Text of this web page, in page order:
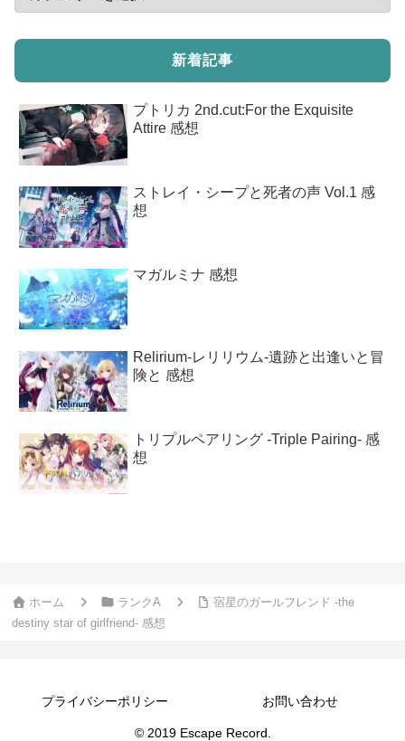
新着記事
プトリカ 2nd.cut:For the Exquisite
Attire 感想
ストレイ・シープと死者の声 Vol.1 感
想
マガルミナ 感想
Relirium-レリリウム-遺跡と出逢いと冒
険と 感想
トリプルペアリング -Triple Pairing- 感
想
ホーム ランクA
宿星のガールフレンド -the
destiny star of girlfriend- 感想
プライバシーポリシー お問い合わせ
© 2019 Escape Record.